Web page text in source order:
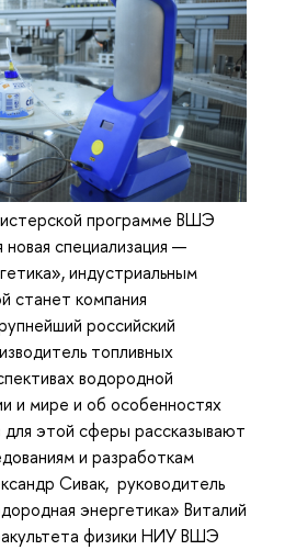
программе ВШЭ
специализация —
индустриальным
станет компания
российский
топливных
водородной
и мире и об особенностях
для этой сферы рассказывают
и разработкам
Сивак, руководитель
энергетика» Виталий
физики НИУ ВШЭ